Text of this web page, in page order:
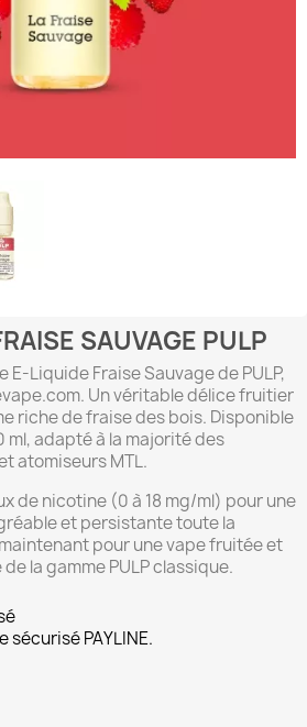
SAUVAGE PULP
Liquide Fraise Sauvage de PULP,
Un véritable délice fruitier
riche de fraise des bois. Disponible
ml, adapté à la majorité des
atomiseurs MTL.
de nicotine (0 à 18 mg/ml) pour une
et persistante toute la
pour une vape fruitée et
la gamme PULP classique.
sécurisé PAYLINE.